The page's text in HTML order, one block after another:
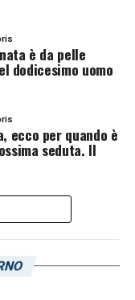
è da pelle
dodicesimo uomo
ecco per quando è
seduta. Il